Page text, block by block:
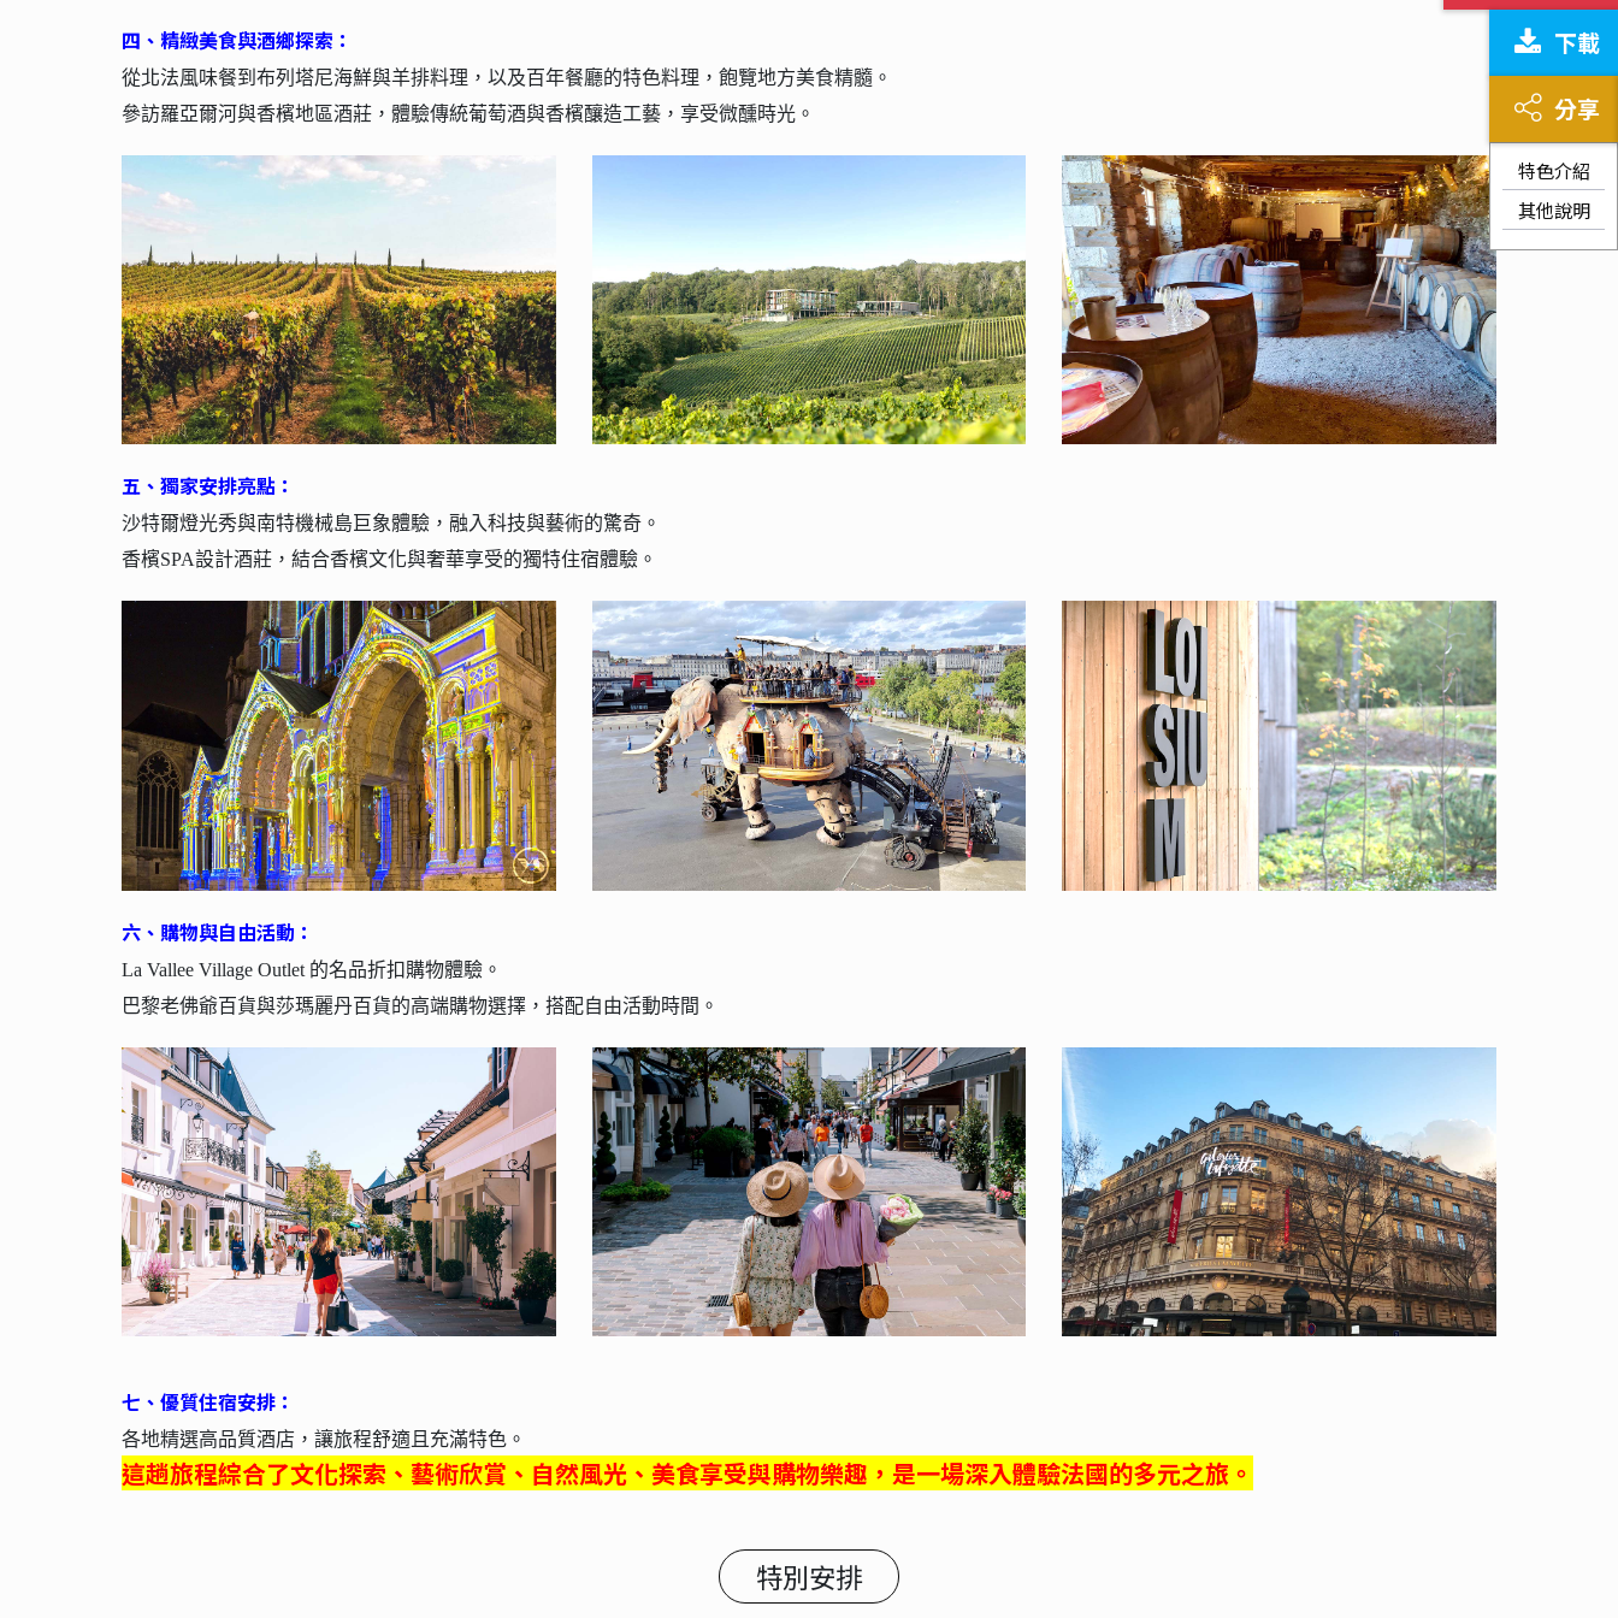
下載
分享
特色介紹
其他說明
四 、 精緻美食與酒鄉探索：
從北法風味餐到布列塔尼海鮮與羊排料理，以及百年餐廳的特色料理，飽覽地方美食精髓。
參訪羅亞爾河與香檳地區酒莊，體驗傳統葡萄酒與香檳釀造工藝，享受微醺時光。
五、 獨家安排亮點：
沙特爾燈光秀與南特機械島巨象體驗，融入科技與藝術的驚奇。
香檳SPA設計酒莊，結合香檳文化與奢華享受的獨特住宿體驗。
六、 購物與自由活動：
La Vallee Village Outlet 的名品折扣購物體驗。
巴黎老佛爺百貨與莎瑪麗丹百貨的高端購物選擇，搭配自由活動時間。
七 、優質住宿安排：
各地精選高品質酒店，讓旅程舒適且充滿特色。
這趟旅程綜合了文化探索、藝術欣賞、自然風光、美食享受與購物樂趣，是一場深入體驗法國的多元之旅。
特別安排